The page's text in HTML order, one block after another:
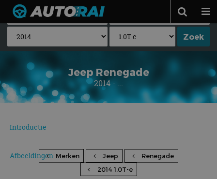
Autonieuws
Podcast
Autotests
Automerken
Adverteren
Contact
Jeep Renegade
2014 - ...
Introductie
Afbeeldingen Merken Jeep
Renegade
2014 1.0T-e